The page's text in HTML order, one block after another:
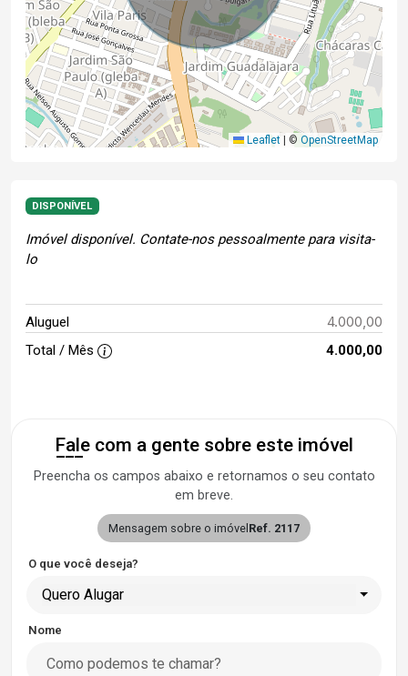
Leaflet © OpenStreetMap
DISPONÍVEL
Imóvel disponível. Contate-nos pessoalmente para visita-
lo
Aluguel 4.000,00
Total / Mês 4.000,00
Fale com a gente sobre este imóvel
Preencha os campos abaixo e retornamos o seu contato
em breve.
Mensagem sobre o imóvel Ref. 2117
O que você deseja?
Quero Alugar
Nome